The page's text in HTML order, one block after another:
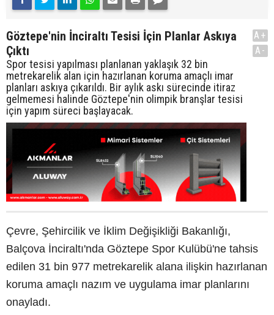
Göztepe'nin İnciraltı Tesisi İçin Planlar Askıya
Çıktı
Spor tesisi yapılması planlanan yaklaşık 32 bin
metrekarelik alan için hazırlanan koruma amaçlı imar
planları askıya çıkarıldı. Bir aylık askı sürecinde itiraz
gelmemesi halinde Göztepe'nin olimpik branşlar tesisi
için yapım süreci başlayacak.
A+
A-
Çevre, Şehircilik ve İklim Değişikliği Bakanlığı,
Balçova İnciraltı'nda Göztepe Spor Kulübü'ne tahsis
edilen 31 bin 977 metrekarelik alana ilişkin hazırlanan
koruma amaçlı nazım ve uygulama imar planlarını
onayladı.